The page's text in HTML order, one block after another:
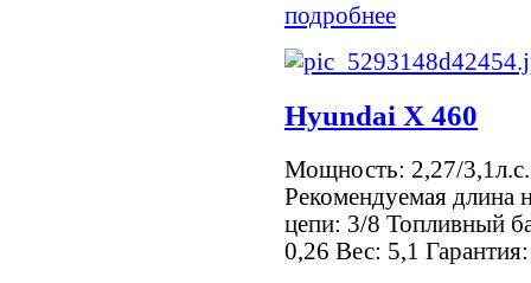
подробнее
Hyundai Х 460
Мощность: 2,27/
Рекомендуемая
цепи: 3/8 Топливный
0,26 Вес: 5,1